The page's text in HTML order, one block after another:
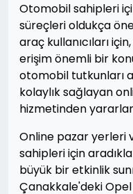
Otomobil sahipleri
süreçleri oldukça
araç kullanıcıları
erişim önemli bir
otomobil tutkunları
kolaylık sağlayan
hizmetinden
Online pazar yerleri
sahipleri için
büyük bir etkinlik
Çanakkale'deki Opel